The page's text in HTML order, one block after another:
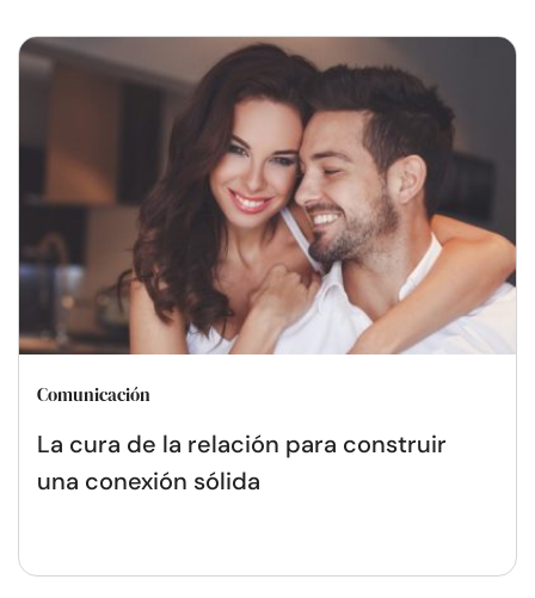
Comunicación
La cura de la relación para construir
una conexión sólida